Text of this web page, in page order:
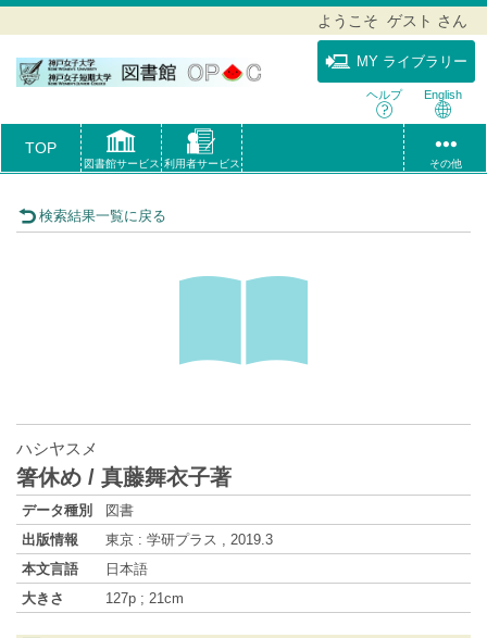
ようこそ ゲスト さん
MY ライブラリー
ヘルプ English
TOP
図書館サービス 利用者サービス その他
検索結果一覧に戻る
ハシヤスメ
箸休め / 真藤舞衣子著
データ種別
図書
出版情報
東京 : 学研プラス , 2019.3
本文言語
日本語
大きさ
127p ; 21cm